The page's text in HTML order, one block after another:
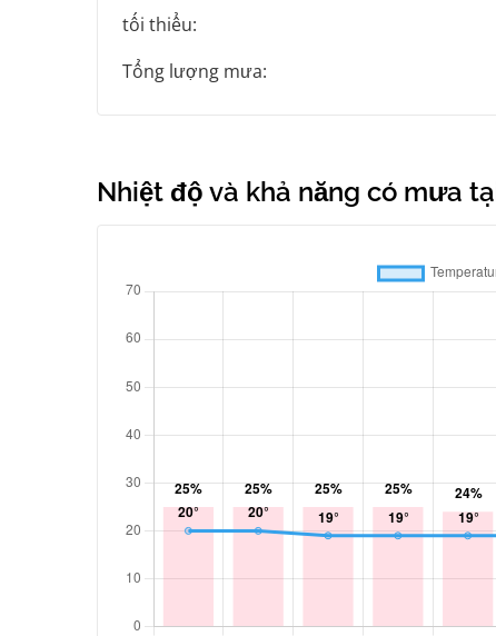
tối thiểu:
Tổng lượng mưa:
Nhiệt độ và khả năng có mưa